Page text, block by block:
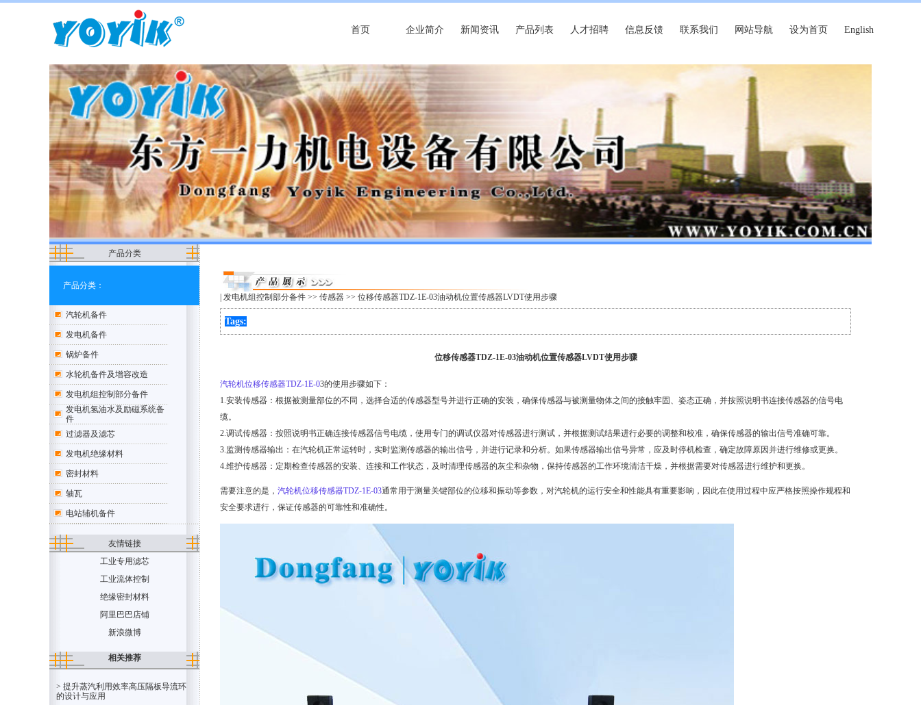
首页 企业简介 新闻资讯 产品列表 人才招聘 信息反馈 联系我们 网站导航 设为首页 English
产品分类
产品分类：
汽轮机备件
发电机备件
锅炉备件
水轮机备件及增容改造
发电机组控制部分备件
发电机氢油水及励磁系统备
件
过滤器及滤芯
发电机绝缘材料
密封材料
轴瓦
电站辅机备件
友情链接
工业专用滤芯
工业流体控制
绝缘密封材料
阿里巴巴店铺
新浪微博
相关推荐
> 提升蒸汽利用效率高压隔板导流环
的设计与应用
|发电机组控制部分备件 >>传感器 >> 位移传感器TDZ-1E-03油动机位置传感器LVDT使用步骤
Tags:
位移传感器TDZ-1E-03油动机位置传感器LVDT使用步骤
汽轮机位移传感器TDZ-1E-03的使用步骤如下：
1.安装传感器：根据被测量部位的不同，选择合适的传感器型号并进行正确的安装，确保传感器与被测量物体之间的接触牢固、姿态正确，并按照说明书连接传感器的信号电
缆。
2.调试传感器：按照说明书正确连接传感器信号电缆，使用专门的调试仪器对传感器进行测试，并根据测试结果进行必要的调整和校准，确保传感器的输出信号准确可靠。
3.监测传感器输出：在汽轮机正常运转时，实时监测传感器的输出信号，并进行记录和分析。如果传感器输出信号异常，应及时停机检查，确定故障原因并进行维修或更换。
4.维护传感器：定期检查传感器的安装、连接和工作状态，及时清理传感器的灰尘和杂物，保持传感器的工作环境清洁干燥，并根据需要对传感器进行维护和更换。
需要注意的是，汽轮机位移传感器TDZ-1E-03通常用于测量关键部位的位移和振动等参数，对汽轮机的运行安全和性能具有重要影响，因此在使用过程中应严格按照操作规程和
安全要求进行，保证传感器的可靠性和准确性。